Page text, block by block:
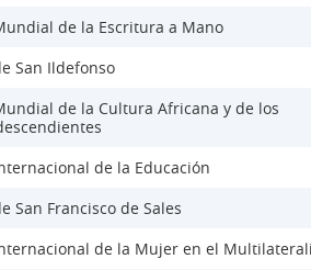
de la Escritura a Mano
San Ildefonso
de la Cultura Africana y de los
de la Educación
San Francisco de Sales
de la Mujer en el